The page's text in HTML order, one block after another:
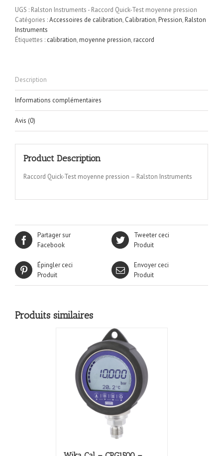
UGS : Ralston Instruments - Raccord Quick-Test moyenne pression
Catégories :Accessoires de calibration, Calibration,Pression,Ralston
Instruments
Étiquettes : calibration,moyenne pression,raccord
Description
Informations complémentaires
Avis (0)
Product Description
Raccord Quick-Test moyenne pression – Ralston Instruments
Partager sur
Facebook
Tweeter ceci
Produit
Épingler ceci
Produit
Envoyer ceci
Produit
Produits similaires